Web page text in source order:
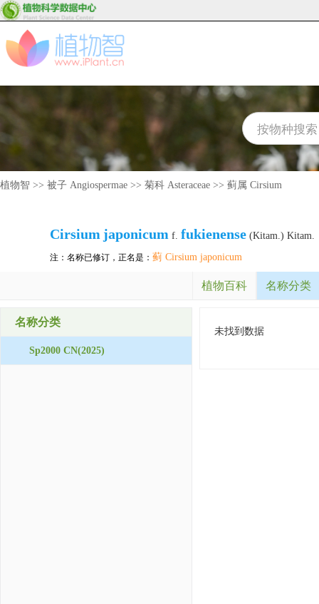
植物智 >> 被子 Angiospermae >> 菊科 Asteraceae >> 蓟属 Cirsium
Cirsium japonicum f. fukienense (Kitam.) Kitam.
注：名称已修订，正名是： 蓟 Cirsium japonicum
植物百科 名称分类
名称分类
Sp2000 CN(2025)
未找到数据